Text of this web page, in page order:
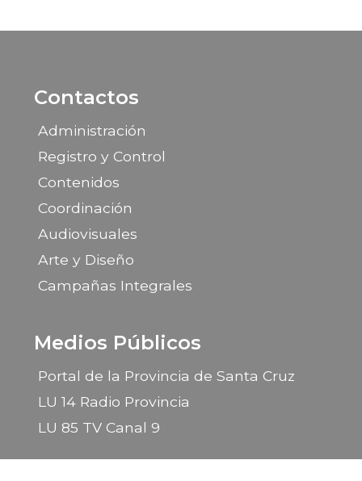
Contactos
Administración
Registro y Control
Contenidos
Coordinación
Audiovisuales
Arte y Diseño
Campañas Integrales
Medios Públicos
Portal de la Provincia de Santa Cruz
LU 14 Radio Provincia
LU 85 TV Canal 9